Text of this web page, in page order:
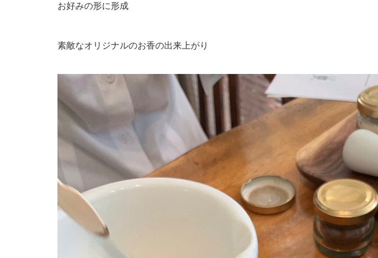
お好みの形に形成
素敵なオリジナルのお香の出来上がり